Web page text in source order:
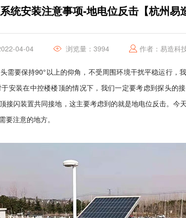
统安装注意事项-地电位反击【杭州易
04-04 浏览量：3994 作者：易造科
需要保持90°以上的仰角，不受周围环境干扰平稳运行，
安装在中控楼楼顶的情况下，我们一定要考虑到探头的
接闪装置共同接地，这主要考虑到的就是地电位反击。今
要注意的地方。